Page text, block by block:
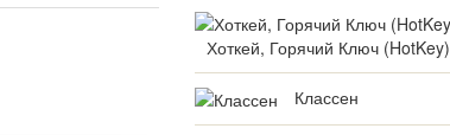
Хоткей, Горячий Ключ (HotKey)
Классен